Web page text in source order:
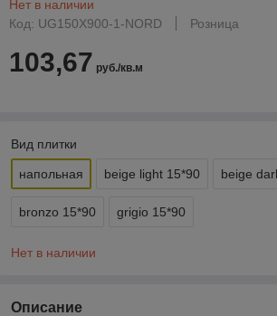
Нет в наличии
Код: UG150X900-1-NORD
Розница
103,67 руб./кв.м
Вид плитки
напольная beige light 15*90 beige
bronzo 15*90 grigio 15*90
Нет в наличии
Описание